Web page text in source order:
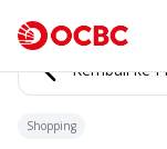
Kembali ke
Shopping